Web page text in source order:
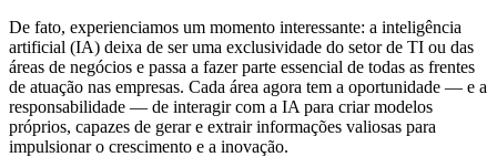
De fato, experienciamos um momento interessante: a inteligência
artificial (IA) deixa de ser uma exclusividade do setor de TI ou das
áreas de negócios e passa a fazer parte essencial de todas as frentes
de atuação nas empresas. Cada área agora tem a oportunidade — e a
responsabilidade — de interagir com a IA para criar modelos
próprios, capazes de gerar e extrair informações valiosas para
impulsionar o crescimento e a inovação.